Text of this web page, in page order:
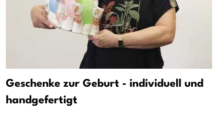
Geschenke zur Geburt - individuell und
handgefertigt